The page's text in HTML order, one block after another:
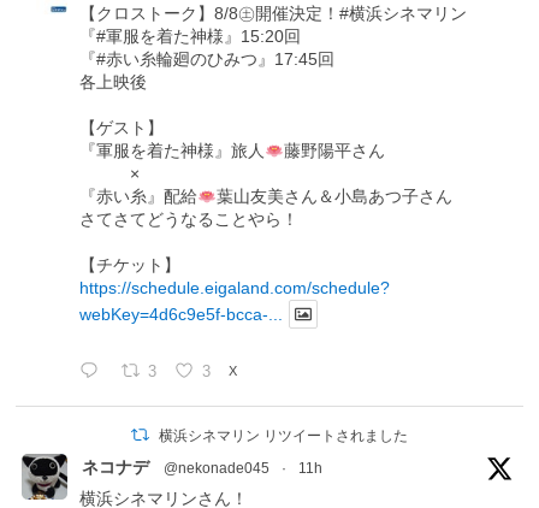
【クロストーク】8/8㊏開催決定！#横浜シネマリン
『#軍服を着た神様』15:20回
『#赤い糸輪廻のひみつ』17:45回
各上映後
【ゲスト】
『軍服を着た神様』旅人
藤野陽平さん
×
『赤い糸』配給
葉山友美さん＆小島あつ子さん
さてさてどうなることやら！
【チケット】
https://schedule.eigaland.com/schedule?
webKey=4d6c9e5f-bcca-...
3 3 X
横浜シネマリン リツイートされました
ネコナデ @nekonade045 · 11h
横浜シネマリンさん！